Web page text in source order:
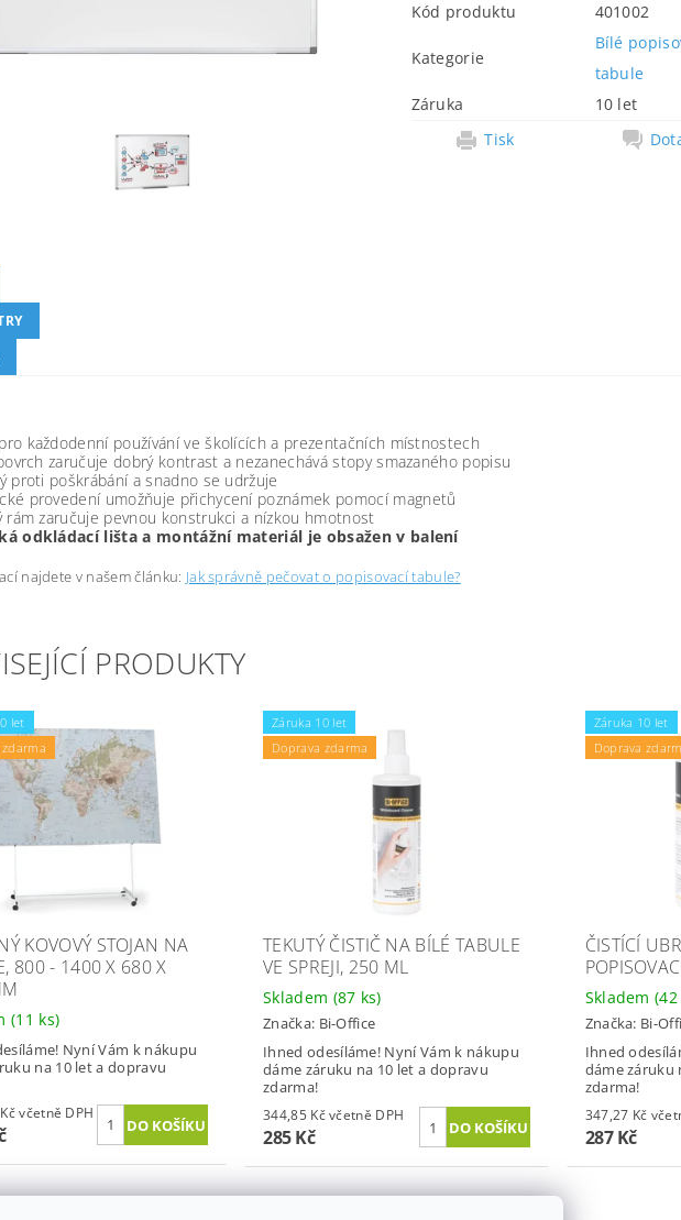
Kód produktu 401002
Kategorie
Bílé
tabule
Záruka
10 let
Tisk
každodenní používání ve školících a prezentačních místnostech
zaručuje dobrý kontrast a nezanechává stopy smazaného popisu
proti poškrábání a snadno se udržuje
provedení umožňuje přichycení poznámek pomocí magnetů
rám zaručuje pevnou konstrukci a nízkou hmotnost
odkládací lišta a montážní materiál je obsažen v balení
najdete v našem článku: Jak správně pečovat o popisovací tabule?
PRODUKTY
let
KOVOVÝ STOJAN NA
800 - 1400 X 680 X
(11 ks)
Nyní Vám k nákupu
na 10 let a dopravu
4 674,23 Kč včetně DPH
Záruka 10 let
Doprava zdarma
TEKUTÝ ČISTIČ NA BÍLÉ TABULE
VE SPREJI, 250 ML
Skladem (87 ks)
Značka: Bi-Office
Ihned odesíláme! Nyní Vám k nákupu
dáme záruku na 10 let a dopravu
zdarma!
344,85 Kč včetně DPH
285 Kč
Záruka 10 let
Doprava
ČISTÍCÍ
Skladem
Značka: Bi-
Ihned
dáme záruku
zdarma!
347,27
287 Kč